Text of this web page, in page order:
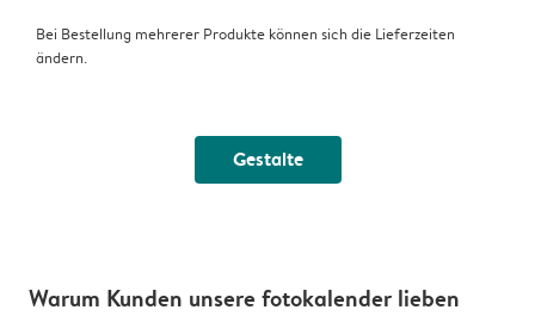
Bei Bestellung mehrerer Produkte können sich die Lieferzeiten
ändern.
Gestalte
Warum Kunden unsere fotokalender lieben